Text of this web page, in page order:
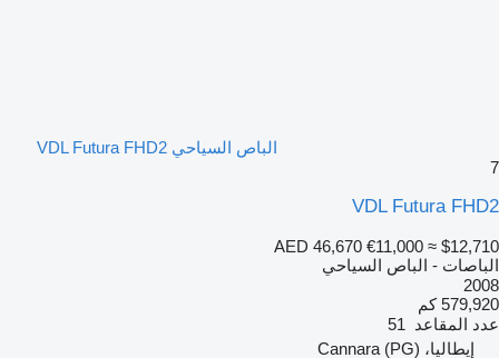
الباص السياحي VDL Futura FHD2
7
VDL Futura FHD2
AED 46,670 €11,000 ≈ $12,710
الباصات - الباص السياحي
2008
579,920 كم
عدد المقاعد 51
إيطاليا، Cannara (PG)